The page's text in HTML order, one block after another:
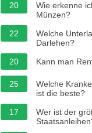
20
Wie erkenne
Münzen?
22
Welche
Darlehen?
20
Kann man
25
Welche
ist die beste?
17
Wer ist der